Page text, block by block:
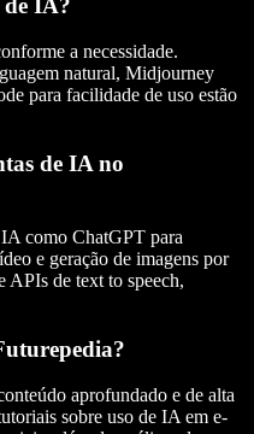
IA?
a necessidade.
natural, Midjourney
para facilidade de uso estão
de IA no
IA como ChatGPT para
e geração de imagens por
APIs de text to speech,
aprofundado e de alta
sobre uso de IA em e-